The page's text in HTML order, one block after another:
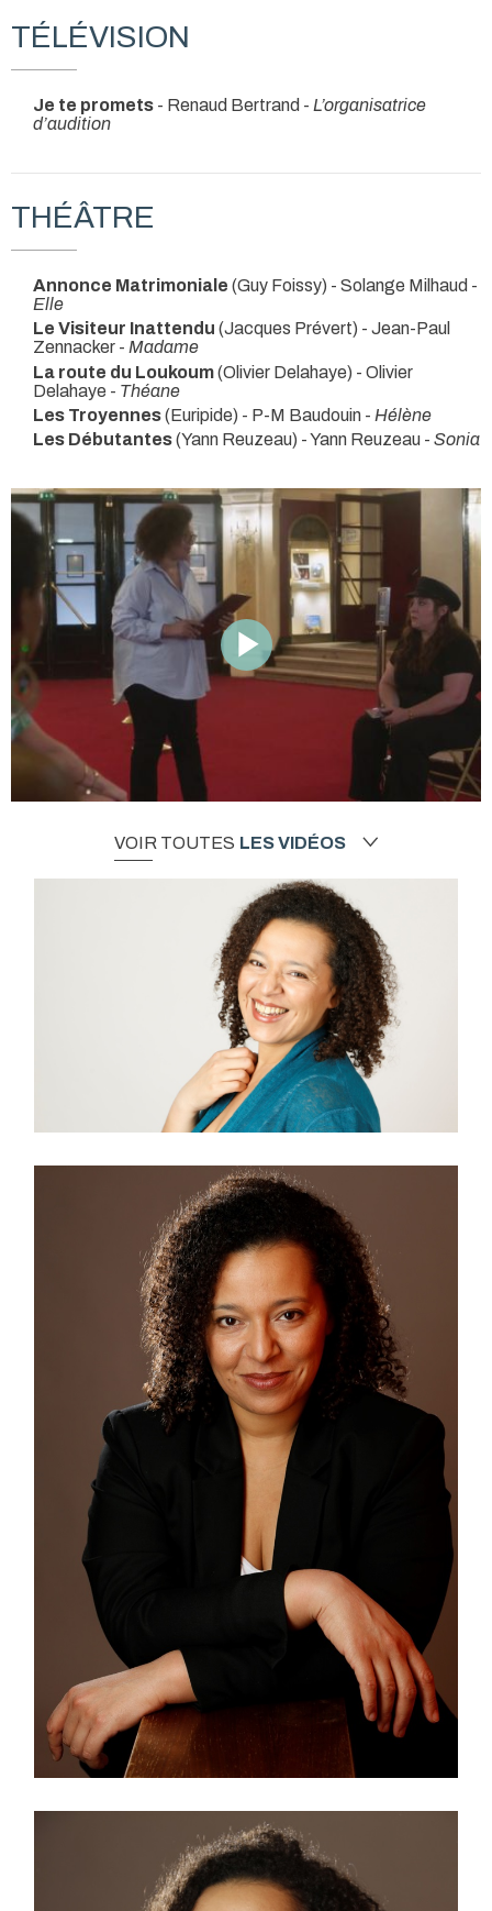
VOIR TOUTES LES VIDÉOS
TÉLÉVISION
Je te promets - Renaud Bertrand - L’organisatrice
d’audition
THÉÂTRE
Annonce Matrimoniale (Guy Foissy) - Solange Milhaud -
Elle
Le Visiteur Inattendu (Jacques Prévert) - Jean-Paul
Zennacker - Madame
La route du Loukoum(Olivier Delahaye) - Olivier
Delahaye - Théane
Les Troyennes(Euripide) - P-M Baudouin - Hélène
Les Débutantes(Yann Reuzeau) - Yann Reuzeau - Sonia